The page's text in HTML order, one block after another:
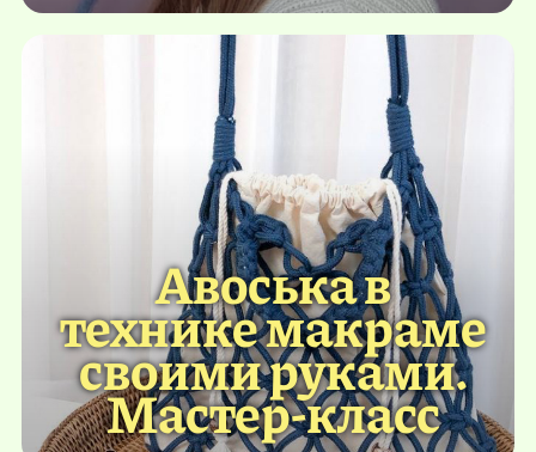
Авоська в
технике макраме
своими руками.
Мастер-класс